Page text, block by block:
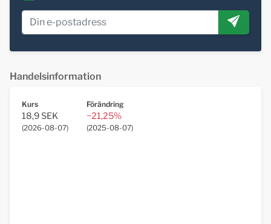
Handelsinformation
Kurs
18,9 SEK
(2026-08-07)
Förändring
−21,25%
(2025-08-07)